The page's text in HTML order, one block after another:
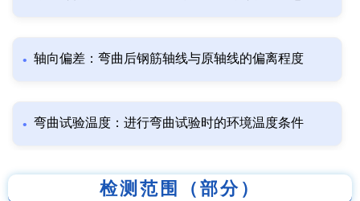
轴向偏差：弯曲后钢筋轴线与原轴线的偏离程度
弯曲试验温度：进行弯曲试验时的环境温度条件
检测范围（部分）